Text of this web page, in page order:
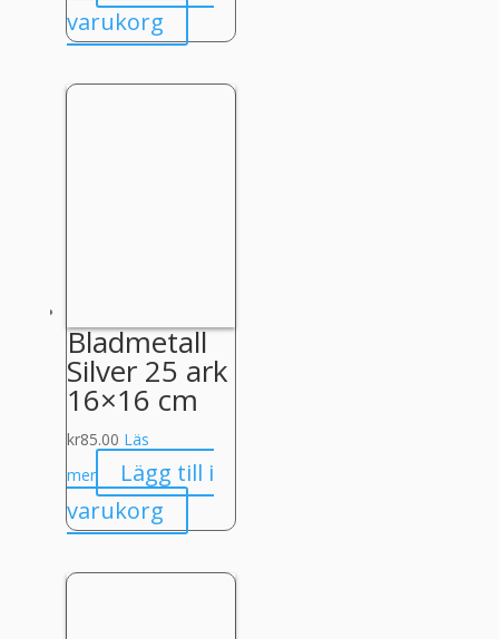
varukorg
Bladmetall
Silver 25 ark
16×16 cm
kr85.00 Läs
mer
Lägg till i
varukorg